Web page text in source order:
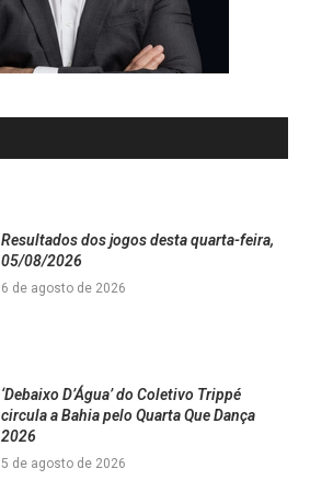
Resultados dos jogos desta quarta-feira,
05/08/2026
6 de agosto de 2026
‘Debaixo D’Água’ do Coletivo Trippé
circula a Bahia pelo Quarta Que Dança
2026
5 de agosto de 2026